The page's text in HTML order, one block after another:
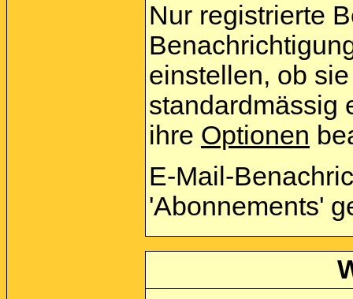
Nur registrierte
einstellen, ob
standardmässig
ihre Optionen
E-Mail-
'Abonnements'